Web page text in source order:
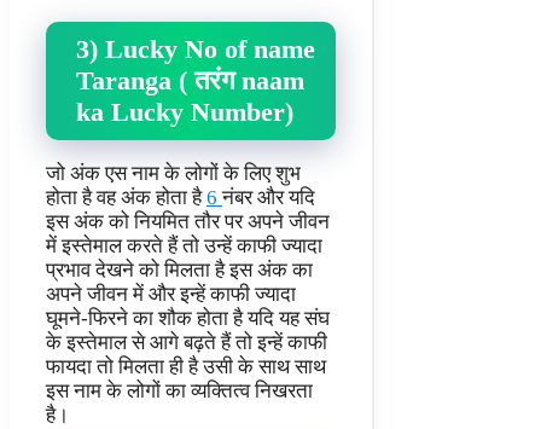
3) Lucky No of name
Taranga ( तरंग naam
ka Lucky Number)
जो अंक एस नाम के लोगों के लिए शुभ
होता है वह अंक होता है6नंबर और यदि
इस अंक को नियमित तौर पर अपने जीवन
में इस्तेमाल करते हैं तो उन्हें काफी ज्यादा
प्रभाव देखने को मिलता है इस अंक का
अपने जीवन में और इन्हें काफी ज्यादा
घूमने-फिरने का शौक होता है यदि यह संघ
के इस्तेमाल से आगे बढ़ते हैं तो इन्हें काफी
फायदा तो मिलता ही है उसी के साथ साथ
इस नाम के लोगों का व्यक्तित्व निखरता
है।